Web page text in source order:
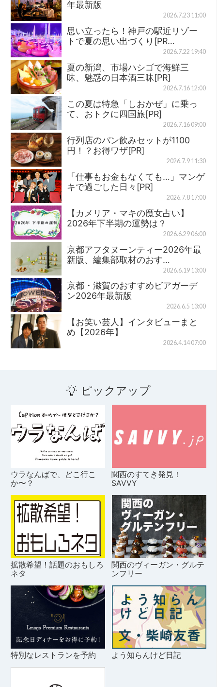
年最新版
2026.7.23 11:00
思い立ったら！神戸の駅近リゾー
トで夏の思い出づくり[PR…
2026.7.22 19:40
夏の新潟、市場ハシゴで海鮮三
昧、魅惑の日本酒三昧[PR]
2026.7.16 12:00
この夏は特急「しおかぜ」に乗っ
て、おトクに四国旅[PR]
2026.7.16 09:00
行列店のパン飲みセットが1100
円！？お得ワザ[PR]
2026.7.9 11:30
「仕事もお金もなくても…」マンゲ
キで過ごした日々[PR]
2026.7.8 17:00
【カメリア・マキの魔女占い】
2026年下半期の運勢は？
2026.6.29 06:00
京都アフタヌーンティー2026年最
新版、編集部取材のおす…
2026.6.19 13:00
京都・滋賀のおすすめビアガーデ
ン2026年最新版
2026.6.5 13:00
【お笑い芸人】インタビューまと
め【2026年】
2026.4.14 07:00
ピックアップ
ウラなんばで、どこ行こ
か〜？
関西のすてき発見！
SAVVY
拡散希望！話題のおもしろ
ネタ
関西のヴィーガン・グルテ
ンフリー
特別なレストランを予約 よう知らんけど日記